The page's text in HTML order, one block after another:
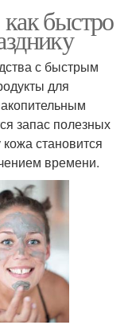
быстро
с быстрым
для
запас полезных
становится
времени.